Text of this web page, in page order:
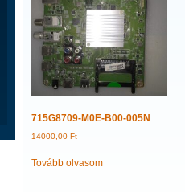
715G8709-M0E-B00-005N
14000,00Ft
Tovább olvasom